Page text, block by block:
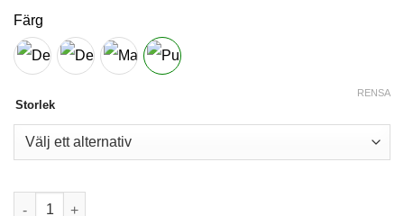
Färg
Storlek
RENSA
T-SHIRT PUSCHRULLE mängd